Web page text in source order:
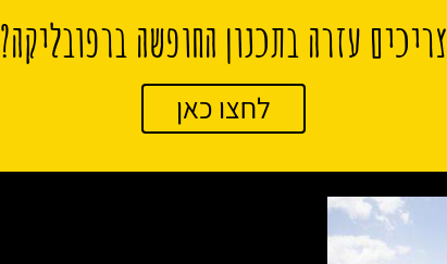
צריכים עזרה בתכנון החופשה ברפובליקה?
לחצו כאן